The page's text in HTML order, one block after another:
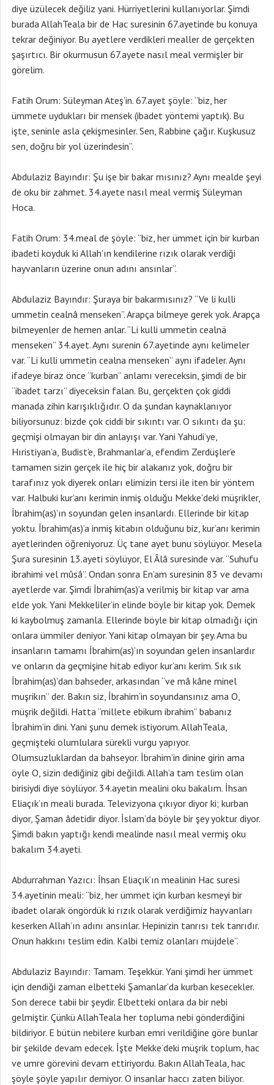
diye üzülecek değiliz yani. Hürriyetlerini kullanıyorlar. Şimdi
burada AllahTeala bir de Hac suresinin 67.ayetinde bu konuya
tekrar değiniyor. Bu ayetlere verdikleri mealler de gerçekten
şaşırtıcı. Bir okurmusun 67.ayete nasıl meal vermişler bir
görelim.
Fatih Orum: Süleyman Ateş’in. 67.ayet şöyle: “biz, her
ümmete uydukları bir mensek (ibadet yöntemi yaptık). Bu
işte, seninle asla çekişmesinler. Sen, Rabbine çağır. Kuşkusuz
sen, doğru bir yol üzerindesin”.
Abdulaziz Bayındır: Şu işe bir bakar mısınız? Aynı mealde şeyi
de oku bir zahmet. 34.ayete nasıl meal vermiş Süleyman
Hoca.
Fatih Orum: 34.meal de şöyle: “biz, her ümmet için bir kurban
ibadeti koyduk ki Allah’ın kendilerine rızık olarak verdiği
hayvanların üzerine onun adını ansınlar”.
Abdulaziz Bayındır: Şuraya bir bakarmısınız? “Ve li kulli
ummetin cealnâ menseken”. Arapça bilmeye gerek yok. Arapça
bilmeyenler de hemen anlar. “Li kulli ummetin cealnä
menseken” 34.ayet. Aynı surenin 67.ayetinde aynı kelimeler
var. “Li kulli ummetin cealna menseken” aynı ifadeler. Aynı
ifadeye biraz önce “kurban” anlamı vereceksin, şimdi de bir
“ibadet tarzı” diyeceksin falan. Bu, gerçekten çok giddi
manada zihin karışıklığıdır. O da şundan kaynaklanıyor
biliyorsunuz: bizde çok ciddi bir sıkıntı var. O sıkıntı da şu:
geçmişi olmayan bir din anlayışı var. Yani Yahudi’ye,
Hıristiyan’a, Budist’e, Brahmanlar’a, efendim Zerdüşler’e
tamamen sizin gerçek ile hiç bir alakanız yok, doğru bir
tarafınız yok diyerek onları elimizin tersi ile iten bir yöntem
var. Halbuki kur’anı kerimin inmiş olduğu Mekke’deki müşrikler,
İbrahim(as)’ın soyundan gelen insanlardı. Ellerinde bir kitap
yoktu. İbrahim(as)’a inmiş kitabın olduğunu biz, kur’anı kerimin
ayetlerinden öğreniyoruz. Üç tane ayet bunu söylüyor. Mesela
Şura suresinin 13.ayeti söylüyor, El Âlâ suresinde var. “Suhufu
ibrahimi vel mûsâ”. Ondan sonra En’am suresinin 83 ve devamı
ayetlerde var. Şimdi İbrahim(as)’a verilmiş bir kitap var ama
elde yok. Yani Mekkeliler’in elinde böyle bir kitap yok. Demek
ki kaybolmuş zamanla. Ellerinde böyle bir kitap olmadığı için
onlara ümmiler deniyor. Yani kitap olmayan bir şey. Ama bu
insanların tamamı İbrahim(as)’ın soyundan gelen insanlardır
ve onların da geçmişine hitab ediyor kur’anı kerim. Sık sık
İbrahim(as)’dan bahseder, arkasından “ve mâ kâne minel
muşrikın” der. Bakın siz, İbrahim’in soyundansınız ama O,
müşrik değildi. Hatta “millete ebikum ibrahim” babanız
İbrahim’in dini. Yani şunu demek istiyorum. AllahTeala,
geçmişteki olumlulara sürekli vurgu yapıyor.
Olumsuzluklardan da bahseyor. İbrahim’in dinine girin ama
öyle O, sizin dediğiniz gibi değildi. Allah’a tam teslim olan
birisiydi diye söylüyor. 34.ayetin mealini oku bakalım. İhsan
Eliaçık’ın meali burada. Televizyona çıkıyor diyor ki; kurban
diyor, Şaman âdetidir diyor. İslam’da böyle bir şey yoktur diyor.
Şimdi bakın yaptığı kendi mealinde nasıl meal vermiş oku
bakalım 34.ayeti.
Abdurrahman Yazıcı: İhsan Eliaçık’ın mealinin Hac suresi
34.ayetinin meali: “biz, her ümmet için kurban kesmeyi bir
ibadet olarak öngördük ki rızık olarak verdiğimiz hayvanları
keserken Allah’ın adını ansınlar. Hepinizin tanrısı tek tanrıdır.
O’nun hakkını teslim edin. Kalbi temiz olanları müjdele”.
Abdulaziz Bayındır: Tamam. Teşekkür. Yani şimdi her ümmet
için dendiği zaman elbetteki Şamanlar’da kurban kesecekler.
Son derece tabii bir şeydir. Elbetteki onlara da bir nebi
gelmiştir. Çünkü AllahTeala her topluma nebi gönderdiğini
bildiriyor. E bütün nebilere kurban emri verildiğine göre bunlar
bir şekilde devam edecek. İşte Mekke’deki müşrik toplum, hac
ve umre görevini devam ettiriyordu. Bakın AllahTeala, hac
şöyle şöyle yapılır demiyor. O insanlar haccı zaten biliyor.